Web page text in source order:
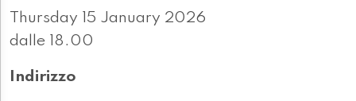
Thursday 15 January 2026
dalle 18.00
Indirizzo